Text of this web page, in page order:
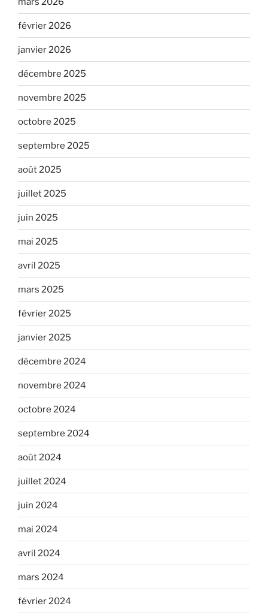
février 2026
janvier 2026
décembre 2025
novembre 2025
octobre 2025
septembre 2025
août 2025
juillet 2025
juin 2025
mai 2025
avril 2025
mars 2025
février 2025
janvier 2025
décembre 2024
novembre 2024
octobre 2024
septembre 2024
août 2024
juillet 2024
juin 2024
mai 2024
avril 2024
mars 2024
février 2024